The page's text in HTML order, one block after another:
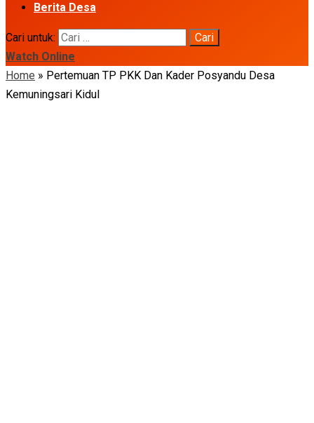
Berita Desa
Cari untuk:
Watch Online
Home » Pertemuan TP PKK Dan Kader Posyandu Desa
Kemuningsari Kidul